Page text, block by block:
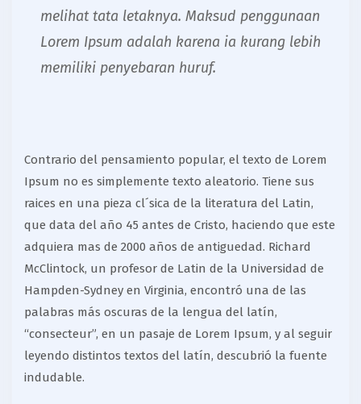
melihat tata letaknya. Maksud penggunaan
Lorem Ipsum adalah karena ia kurang lebih
memiliki penyebaran huruf.
Contrario del pensamiento popular, el texto de Lorem
Ipsum no es simplemente texto aleatorio. Tiene sus
raices en una pieza cl´sica de la literatura del Latin,
que data del año 45 antes de Cristo, haciendo que este
adquiera mas de 2000 años de antiguedad. Richard
McClintock, un profesor de Latin de la Universidad de
Hampden-Sydney en Virginia, encontró una de las
palabras más oscuras de la lengua del latín,
“consecteur”, en un pasaje de Lorem Ipsum, y al seguir
leyendo distintos textos del latín, descubrió la fuente
indudable.